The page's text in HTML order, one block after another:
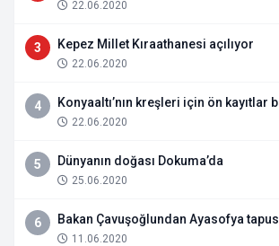
22.06.2020
3 Kepez Millet Kıraathanesi açılıyor
22.06.2020
4 Konyaaltı’nın kreşleri için ön kayıtlar
22.06.2020
5 Dünyanın doğası Dokuma’da
25.06.2020
6 Bakan Çavuşoğlundan Ayasofya
11.06.2020